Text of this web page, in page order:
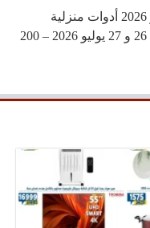
عروض رنين اليوم الاحد والاثنين 26 و 27 يوليو 2026 – 200